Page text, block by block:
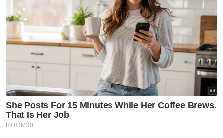
Bomba perkukuh aset hadapi
impak Super El Nino
Semasa
Empat pemilik syarikat hadapi
30 pertuduhan tipu ejen
PERKESO